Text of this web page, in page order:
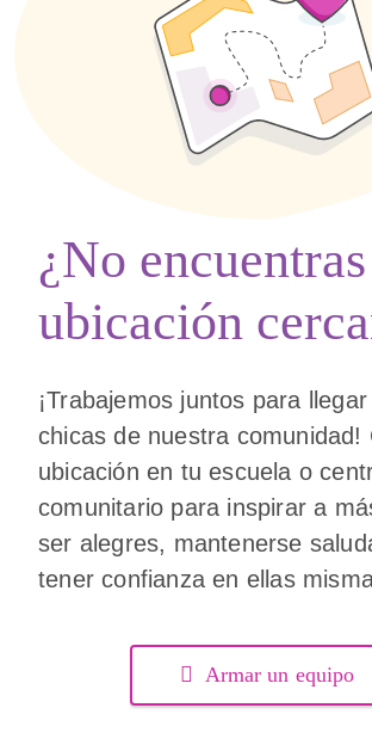
¿No
ubicación
¡Trabajemos juntos para
chicas de nuestra comunidad!
ubicación en tu escuela o
comunitario para inspirar a
ser alegres, mantenerse
tener confianza en ellas
Armar un equipo